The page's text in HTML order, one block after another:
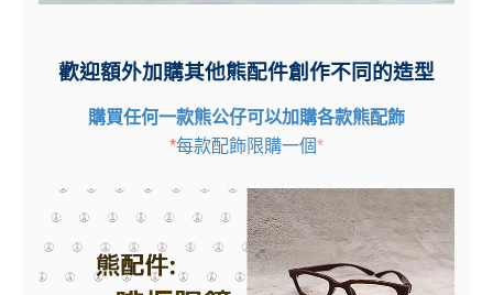
歡迎額外加購其他熊配件創作不同的造型
購買任何一款熊公仔可以加購各款熊配飾
*每款配飾限購一個*